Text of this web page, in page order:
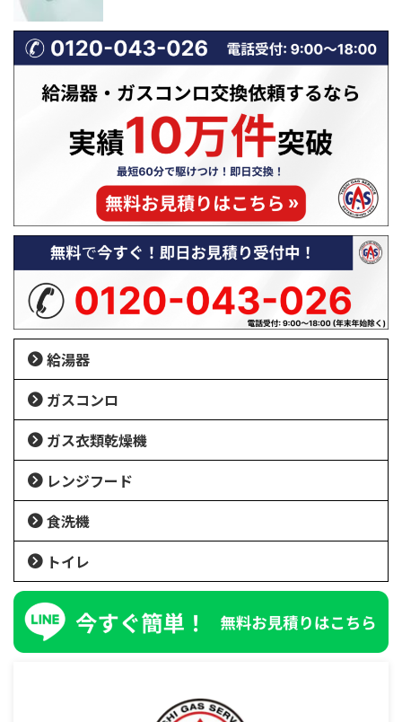
給湯器
ガスコンロ
ガス衣類乾燥機
レンジフード
食洗機
トイレ